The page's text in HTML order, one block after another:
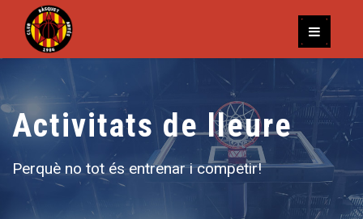
Activitats de lleure
Perquè no tot és entrenar i competir!